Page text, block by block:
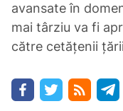
avansate în
mai târziu va fi
către cetățenii